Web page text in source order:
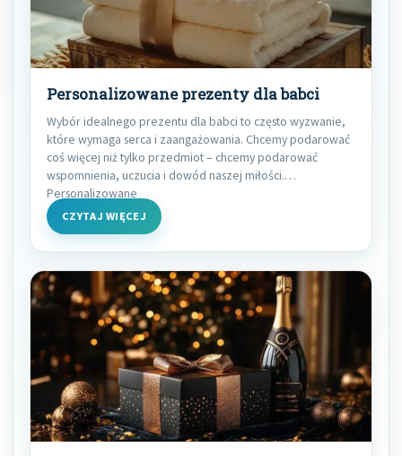
Personalizowane prezenty dla babci
Wybór idealnego prezentu dla babci to często wyzwanie,
które wymaga serca i zaangażowania. Chcemy podarować
coś więcej niż tylko przedmiot – chcemy podarować
wspomnienia, uczucia i dowód naszej miłości.
Personalizowane
CZYTAJ WIĘCEJ